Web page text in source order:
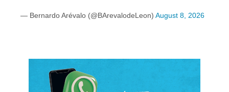
— Bernardo Arévalo (@BArevalodeLeon) August 8, 2026